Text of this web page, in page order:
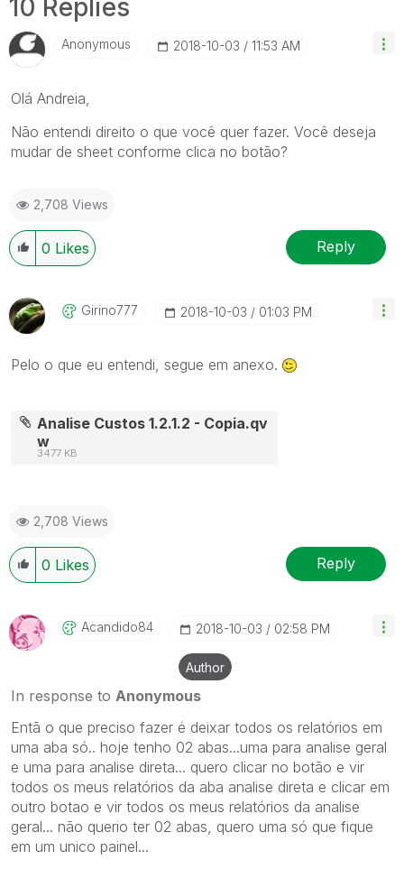
10 Replies
Anonymous ‎2018-10-03 11:53 AM
Olá Andreia,
Não entendi direito o que você quer fazer. Você deseja
mudar de sheet conforme clica no botão?
2,708 Views
0 Likes Reply
Girino777 ‎2018-10-03 01:03 PM
Pelo o que eu entendi, segue em anexo.
Analise Custos 1.2.1.2 - Copia.qv
w
3477 KB
2,708 Views
0 Likes Reply
Acandido84 ‎2018-10-03 02:58 PM
Author
In response to Anonymous
Entã o que preciso fazer é deixar todos os relatórios em
uma aba só.. hoje tenho 02 abas...uma para analise geral
e uma para analise direta... quero clicar no botão e vir
todos os meus relatórios da aba analise direta e clicar em
outro botao e vir todos os meus relatórios da analise
geral... não querio ter 02 abas, quero uma só que fique
em um unico painel...